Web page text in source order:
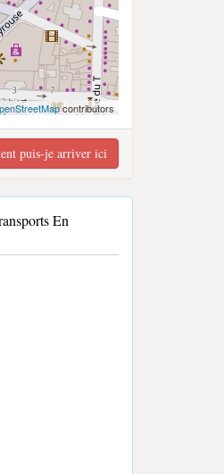
contributors
puis-je arriver ici
En